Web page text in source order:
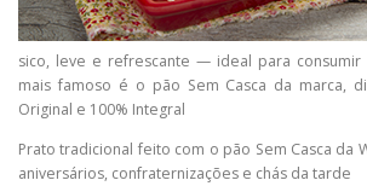
sico, leve e refrescante — ideal para consumir
mais famoso é o pão Sem Casca da marca,
Original e 100% Integral
Prato tradicional feito com o pão Sem Casca da
aniversários, confraternizações e chás da tarde